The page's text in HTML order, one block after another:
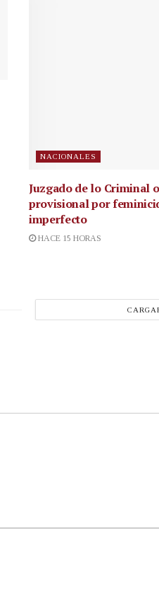
NACIONALES
Juzgado de lo Criminal
provisional por
imperfecto
HACE 15 HORAS